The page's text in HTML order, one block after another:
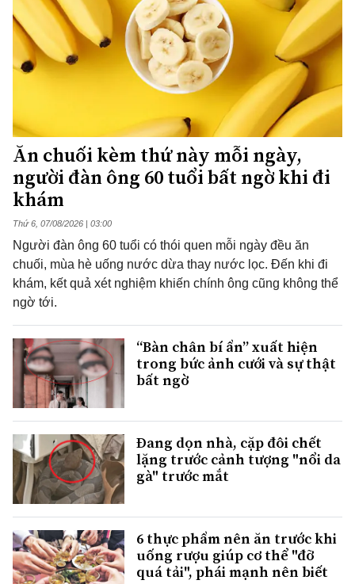
Ăn chuối kèm thứ này mỗi ngày,
người đàn ông 60 tuổi bất ngờ khi đi
khám
Thứ 6, 07/08/2026 | 03:00
Người đàn ông 60 tuổi có thói quen mỗi ngày đều ăn
chuối, mùa hè uống nước dừa thay nước lọc. Đến khi đi
khám, kết quả xét nghiệm khiến chính ông cũng không thể
ngờ tới.
“Bàn chân bí ẩn” xuất hiện
trong bức ảnh cưới và sự thật
bất ngờ
Đang dọn nhà, cặp đôi chết
lặng trước cảnh tượng "nổi da
gà" trước mắt
6 thực phẩm nên ăn trước khi
uống rượu giúp cơ thể "đỡ
quá tải", phái mạnh nên biết